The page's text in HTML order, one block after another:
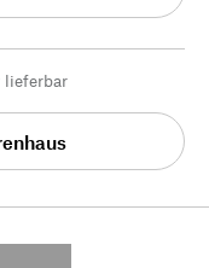
lieferbar